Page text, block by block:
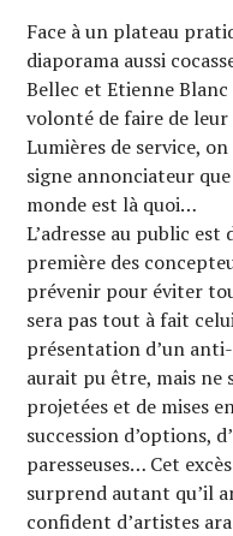
Face à un plateau
diaporama aussi
Bellec et Etienne
volonté de faire de
Lumières de service,
signe annonciateur
monde est là quoi…
L’adresse au public
première des
prévenir pour éviter
sera pas tout à fait
présentation d’un
aurait pu être, mais ne
projetées et de mises
succession d’options,
paresseuses… Cet
surprend autant qu’il
confident d’artistes